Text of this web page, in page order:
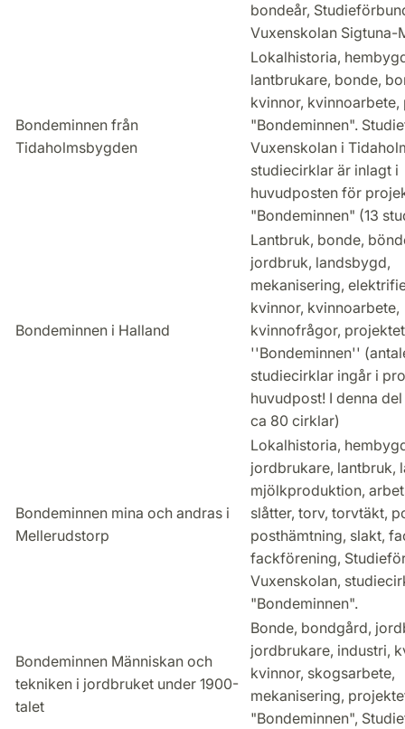
bondeår,
Vuxenskolan Sigtuna-
Bondeminnen från
Tidaholmsbygden
Lokalhistoria,
lantbrukare, bonde,
kvinnor,
"Bondeminnen".
Vuxenskolan i
studiecirklar är inlagt i
huvudposten för
"Bondeminnen" (13
Bondeminnen i Halland
Lantbruk, bonde,
jordbruk, landsbygd,
mekanisering,
kvinnor, kvinnoarbete,
kvinnofrågor, projektet
''Bondeminnen''
studiecirklar ingår i
huvudpost! I denna
ca 80 cirklar)
Bondeminnen mina och andras i
Mellerudstorp
Lokalhistoria,
jordbrukare, lantbruk,
mjölkproduktion,
slåtter, torv, torvtäkt,
posthämtning, slakt,
fackförening,
Vuxenskolan,
"Bondeminnen".
Bondeminnen Människan och
tekniken i jordbruket under 1900-
talet
Bonde, bondgård,
jordbrukare, industri,
kvinnor, skogsarbete,
mekanisering,
"Bondeminnen",